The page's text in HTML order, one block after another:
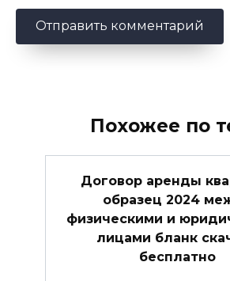
Похожее по
Договор аренды
образец 2024
физическими и
лицами бланк
бесплатно